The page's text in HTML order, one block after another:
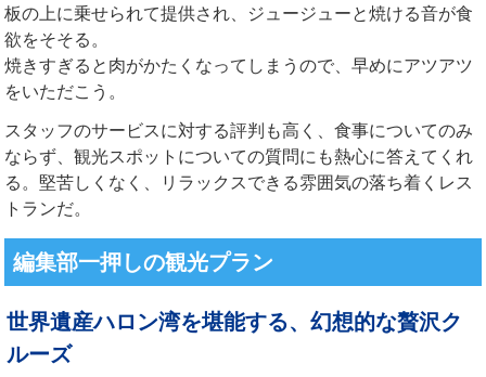
板の上に乗せられて提供され、ジュージューと焼ける音が食
欲をそそる。
焼きすぎると肉がかたくなってしまうので、早めにアツアツ
をいただこう。
スタッフのサービスに対する評判も高く、食事についてのみ
ならず、観光スポットについての質問にも熱心に答えてくれ
る。堅苦しくなく、リラックスできる雰囲気の落ち着くレス
トランだ。
編集部一押しの観光プラン
世界遺産ハロン湾を堪能する、幻想的な贅沢ク
ルーズ